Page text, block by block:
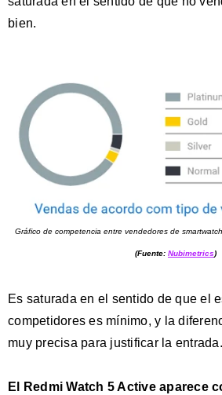
bien.
Gráfico de competencia entre vendedores de
(Fuente: Nubimetrics)
Es saturada en el sentido de que el
competidores es mínimo, y la
muy precisa para justificar la entrada.
El Redmi Watch 5 Active aparece